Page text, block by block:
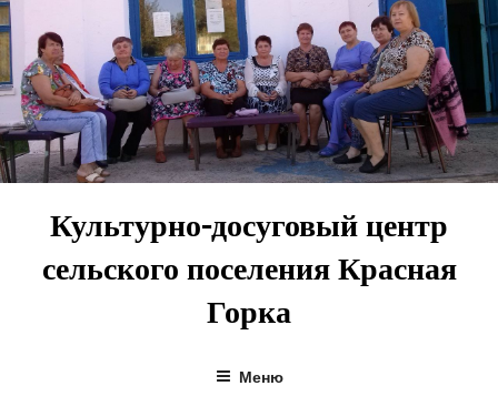
Перейти
к
содержимому
Культурно-досуговый центр
сельского поселения Красная
Горка
Меню